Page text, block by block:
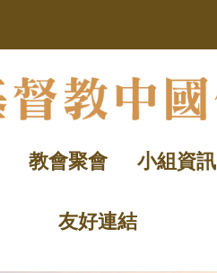
教會聚會 小組資訊
友好連結